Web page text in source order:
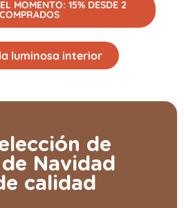
MOMENTO: 15% DESDE 2
COMPRADOS
luminosa interior
de
Navidad
calidad